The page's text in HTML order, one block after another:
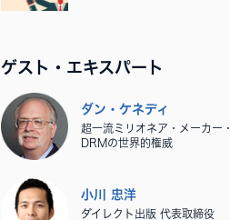
ゲスト・エキスパート
ダン・ケネディ
超一流ミリオネア・メーカー・
DRMの世界的権威
小川 忠洋
ダイレクト出版 代表取締役